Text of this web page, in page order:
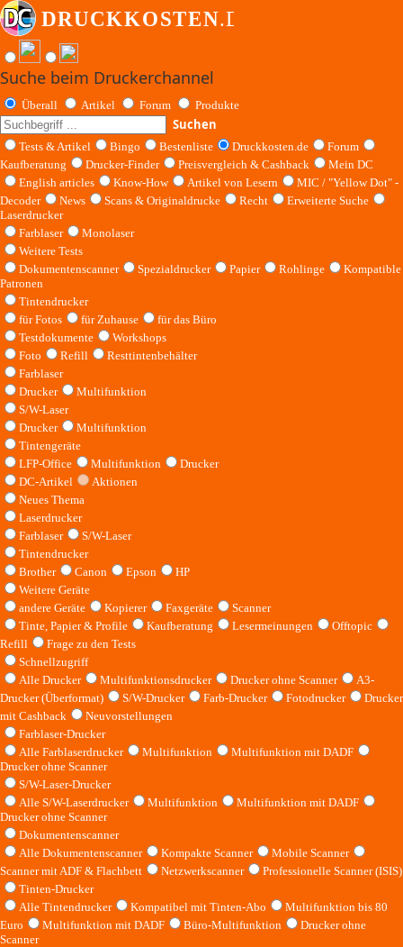
Suche beim Druckerchannel
Überall Artikel Forum Produkte
Suchen
Tests & Artikel Bingo Bestenliste Druckkosten.de
Forum
Kaufberatung
Drucker-Finder Preisvergleich & Cashback
Mein DC
English articles
Know-How Artikel von Lesern
MIC / "Yellow Dot" -
Decoder
News Scans & Originaldrucke Recht
Erweiterte Suche
Laserdrucker
Farblaser
Monolaser
Weitere Tests
Dokumentenscanner
Spezialdrucker Papier Rohlinge
Kompatible
Patronen
Tintendrucker
für Fotos
für Zuhause
für das Büro
Testdokumente
Workshops
Foto
Refill
Resttintenbehälter
Farblaser
Drucker
Multifunktion
S/W-Laser
Drucker
Multifunktion
Tintengeräte
LFP-Office
Multifunktion
Drucker
DC-Artikel
Aktionen
Neues Thema
Laserdrucker
Farblaser
S/W-Laser
Tintendrucker
Brother
Canon Epson
HP
Weitere Geräte
andere Geräte
Kopierer Faxgeräte
Scanner
Tinte, Papier & Profile
Kaufberatung Lesermeinungen
Offtopic
Refill
Frage zu den Tests
Schnellzugriff
Alle Drucker
Multifunktionsdrucker Drucker ohne Scanner
A3-
Drucker (Überformat)
S/W-Drucker Farb-Drucker Fotodrucker
Drucker
mit Cashback
Neuvorstellungen
Farblaser-Drucker
Alle Farblaserdrucker
Multifunktion
Multifunktion mit DADF
Drucker ohne Scanner
S/W-Laser-Drucker
Alle S/W-Laserdrucker
Multifunktion
Multifunktion mit DADF
Drucker ohne Scanner
Dokumentenscanner
Alle Dokumentenscanner
Kompakte Scanner
Mobile Scanner
Scanner mit ADF & Flachbett
Netzwerkscanner
Professionelle Scanner (ISIS)
Tinten-Drucker
Alle Tintendrucker
Kompatibel mit Tinten-Abo
Multifunktion bis 80
Euro
Multifunktion mit DADF Büro-Multifunktion
Drucker ohne
Scanner